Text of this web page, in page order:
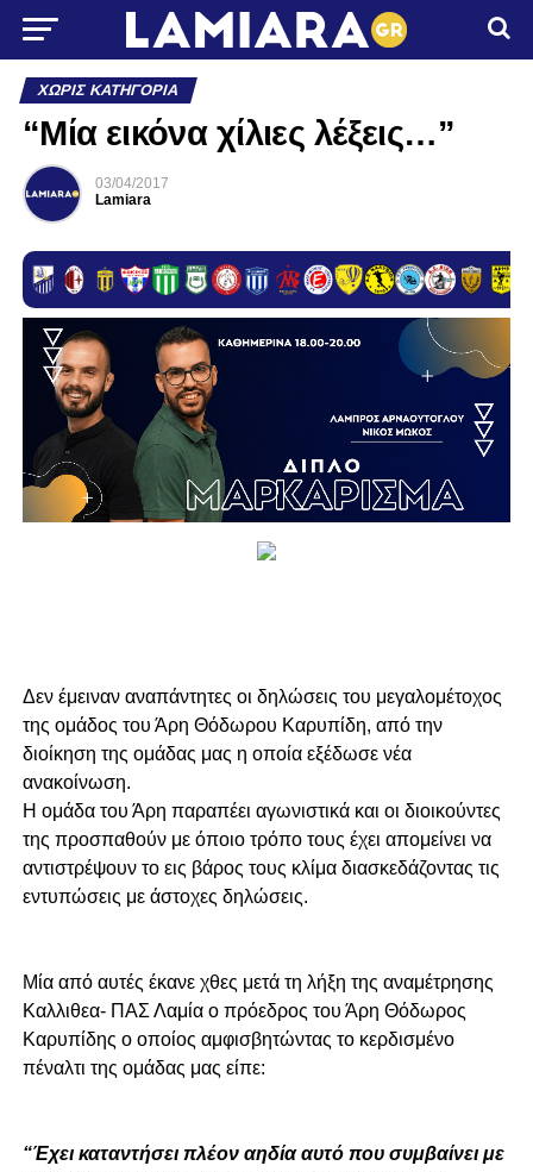
ΧΩΡΊΣ ΚΑΤΗΓΟΡΊΑ
“Μία εικόνα χίλιες λέξεις…”
03/04/2017
Lamiara
Δεν έμειναν αναπάντητες οι δηλώσεις του μεγαλομέτοχος
της ομάδος του Άρη Θόδωρου Καρυπίδη, από την
διοίκηση της ομάδας μας η οποία εξέδωσε νέα
ανακοίνωση.
Η ομάδα του Άρη παραπέει αγωνιστικά και οι διοικούντες
της προσπαθούν με όποιο τρόπο τους έχει απομείνει να
αντιστρέψουν το εις βάρος τους κλίμα διασκεδάζοντας τις
εντυπώσεις με άστοχες δηλώσεις.
Μία από αυτές έκανε χθες μετά τη λήξη της αναμέτρησης
Καλλιθεα- ΠΑΣ Λαμία ο πρόεδρος του Άρη Θόδωρος
Καρυπίδης ο οποίος αμφισβητώντας το κερδισμένο
πέναλτι της ομάδας μας είπε:
“Έχει καταντήσει πλέον αηδία αυτό που συμβαίνει με